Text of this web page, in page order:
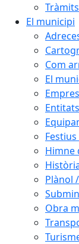
El municipi
Com
El
Himne
Plànol
Obra